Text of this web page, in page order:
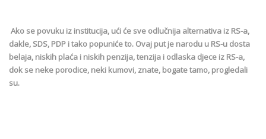
Ako se povuku iz institucija, ući će sve odlučnija alternativa iz RS-a,
dakle, SDS, PDP i tako popuniće to. Ovaj put je narodu u RS-u dosta
belaja, niskih plaća i niskih penzija, tenzija i odlaska djece iz RS-a,
dok se neke porodice, neki kumovi, znate, bogate tamo, progledali
su.